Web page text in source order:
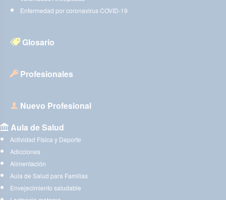
Enfermedad por coronavirus COVID-19
Glosario
Profesionales
Nuevo Profesional
Aula de Salud
Actividad Física y Deporte
Adicciones
Alimentación
Aula de Salud para Familias
Envejecimiento saludable